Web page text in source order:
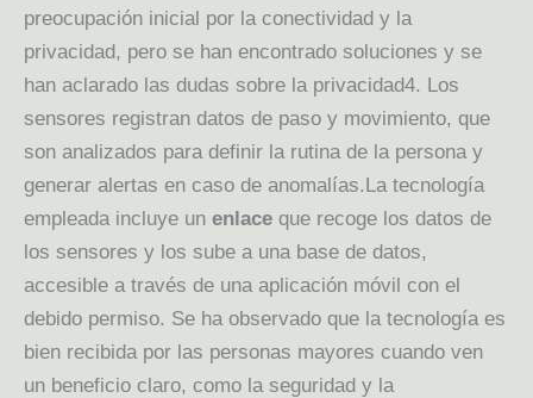
preocupación inicial por la conectividad y la
privacidad, pero se han encontrado soluciones y se
han aclarado las dudas sobre la privacidad4. Los
sensores registran datos de paso y movimiento, que
son analizados para definir la rutina de la persona y
generar alertas en caso de anomalías.La tecnología
empleada incluye un enlace que recoge los datos de
los sensores y los sube a una base de datos,
accesible a través de una aplicación móvil con el
debido permiso. Se ha observado que la tecnología es
bien recibida por las personas mayores cuando ven
un beneficio claro, como la seguridad y la